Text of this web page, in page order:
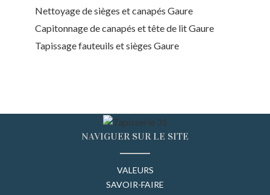
Nettoyage de sièges et canapés Gaure
Capitonnage de canapés et tête de lit Gaure
Tapissage fauteuils et sièges Gaure
NAVIGUER SUR LE SITE
VALEURS
SAVOIR-FAIRE